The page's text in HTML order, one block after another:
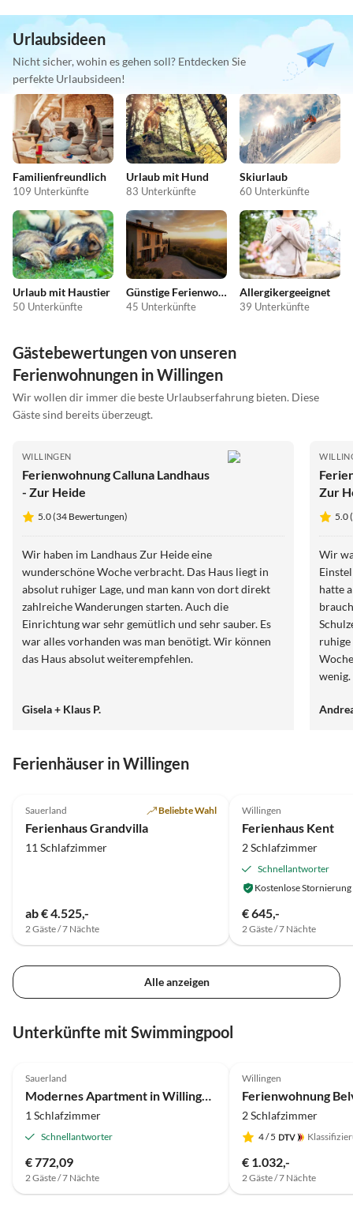
Urlaubsideen
Nicht sicher, wohin es gehen soll? Entdecken Sie
perfekte Urlaubsideen!
Familienfreundlich
109 Unterkünfte
Urlaub mit Hund
83 Unterkünfte
Skiurlaub
60 Unterkünfte
Urlaub mit Haustier
50 Unterkünfte
Günstige Ferienwohnungen
45 Unterkünfte
Allergikergeeignet
39 Unterkünfte
Gästebewertungen von unseren
Ferienwohnungen in Willingen
Wir wollen dir immer die beste Urlaubserfahrung bieten. Diese
Gäste sind bereits überzeugt.
WILLINGEN
Ferienwohnung Calluna Landhaus
- Zur Heide
5.0 (34 Bewertungen)
Wir haben im Landhaus Zur Heide eine
wunderschöne Woche verbracht. Das Haus liegt in
absolut ruhiger Lage, und man kann von dort direkt
zahlreiche Wanderungen starten. Auch die
Einrichtung war sehr gemütlich und sehr sauber. Es
war alles vorhanden was man benötigt. Wir können
das Haus absolut weiterempfehlen.
Gisela + Klaus P.
Zur
5.0
Wir
hatte
ruhige
wenig.
Ferienhäuser in Willingen
Sauerland Beliebte Wahl
Ferienhaus Grandvilla
11 Schlafzimmer
ab € 4.525,-
2 Gäste / 7 Nächte
Willingen
Ferienhaus Kent
2 Schlafzimmer
Schnellantworter
Kostenlose Stornierung
€ 645,-
2 Gäste / 7 Nächte
Alle anzeigen
Unterkünfte mit Swimmingpool
Sauerland
Modernes Apartment in Willingen-Usseln
1 Schlafzimmer
Schnellantworter
€ 772,09
2 Gäste / 7 Nächte
Willingen
2 Schlafzimmer
4/ 5
€ 1.032,-
2 Gäste / 7 Nächte